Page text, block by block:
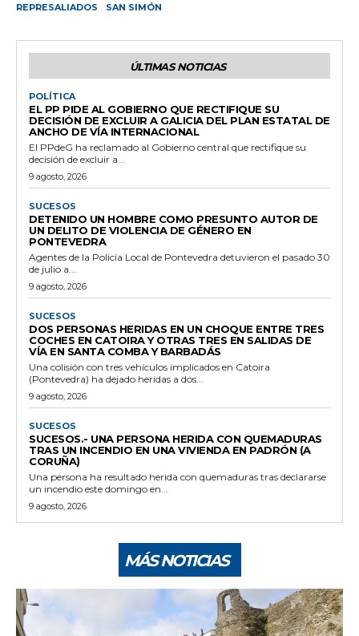
REPRESALIADOS
SAN SIMÓN
ÚLTIMAS NOTICIAS
POLÍTICA
EL PP PIDE AL GOBIERNO QUE RECTIFIQUE SU
DECISIÓN DE EXCLUIR A GALICIA DEL PLAN ESTATAL DE
ANCHO DE VÍA INTERNACIONAL
El PPdeG ha reclamado al Gobierno central que rectifique su
decisión de excluir a...
9 agosto, 2026
SUCESOS
DETENIDO UN HOMBRE COMO PRESUNTO AUTOR DE
UN DELITO DE VIOLENCIA DE GÉNERO EN
PONTEVEDRA
Agentes de la Policía Local de Pontevedra detuvieron el pasado 30
de julio a...
9 agosto, 2026
SUCESOS
DOS PERSONAS HERIDAS EN UN CHOQUE ENTRE TRES
COCHES EN CATOIRA Y OTRAS TRES EN SALIDAS DE
VÍA EN SANTA COMBA Y BARBADÁS
Una colisión con tres vehículos implicados en Catoira
(Pontevedra) ha dejado heridas a dos...
9 agosto, 2026
SUCESOS
SUCESOS.- UNA PERSONA HERIDA CON QUEMADURAS
TRAS UN INCENDIO EN UNA VIVIENDA EN PADRÓN (A
CORUÑA)
Una persona ha resultado herida con quemaduras tras declararse
un incendio este domingo en...
9 agosto, 2026
MÁS NOTICIAS